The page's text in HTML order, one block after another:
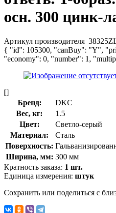
осн. 300 цинк-
Артикул производителя
{ "id": 105300, "canBuy": "Y",
"economy": 0, "number": 1,
[]
Бренд:
DKC
Вес, кг:
1.5
Цвет:
Светло-серый
Материал:
Сталь
Поверхность:
Ширина, мм: 300 мм
Кратность заказа: 1 шт.
Единица измерения: штук
Сохранить или поделиться с